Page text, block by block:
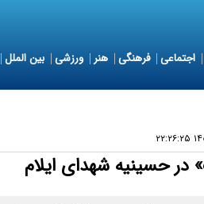
اجتماعی فرهنگی هنر ورزشی بین الملل
حسینیه شهدای ایلام